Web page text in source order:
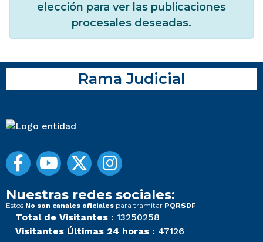
elección para ver las publicaciones
procesales deseadas.
Rama Judicial
Nuestras redes sociales:
Estos No son canales oficiales para tramitar PQRSDF
Total de Visitantes : 13250258
Visitantes Últimas 24 horas : 47126